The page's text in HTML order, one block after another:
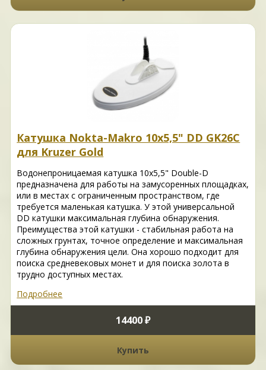
Катушка Nokta-Makro 10x5,5" DD GK26C
для Kruzer Gold
Водонепроницаемая катушка 10x5,5" Double-D
предназначена для работы на замусоренных площадках,
или в местах с ограниченным пространством, где
требуется маленькая катушка. У этой универсальной
DD катушки максимальная глубина обнаружения.
Преимущества этой катушки - стабильная работа на
сложных грунтах, точное определение и максимальная
глубина обнаружения цели. Она хорошо подходит для
поиска средневековых монет и для поиска золота в
трудно доступных местах.
Подробнее
14400 ₽
Купить